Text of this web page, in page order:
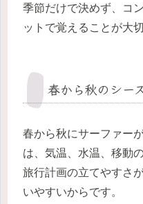
季節だけで決めず、コ
ットで覚えることが大切
春から秋のシー
春から秋にサーファー
は、気温、水温、移動
旅行計画の立てやすさ
いやすいからです。